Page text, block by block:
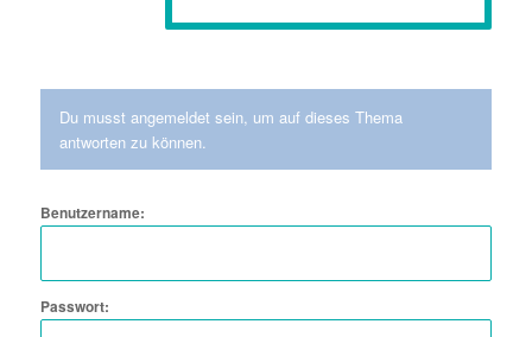
Du musst angemeldet sein, um auf dieses Thema
antworten zu können.
Benutzername:
Passwort: